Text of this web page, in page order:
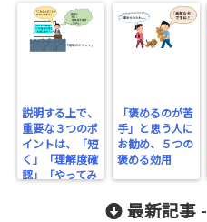
説明する上で、
重要な３つのポ
イントは、「短
く」「理解度確
認」「やってみ
「褒めるのが苦
手」と思う人に
お勧め、５つの
褒める効用
最新記事 -